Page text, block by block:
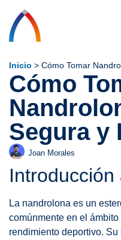
Inicio > Cómo Tomar
Cómo
Segura y
Joan Morales
La nandrolona es un
comúnmente en el
rendimiento deportivo.